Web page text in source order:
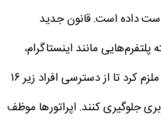
دست داده است.قانون جدید
پلتفرم‌هایی مانند اینستاگرام،
اسنپ‌چت و یوتیوب را ملزم کرد تا از دسترسی افراد زیر ۱۶
جلوگیری کنند. اپراتورها موظف